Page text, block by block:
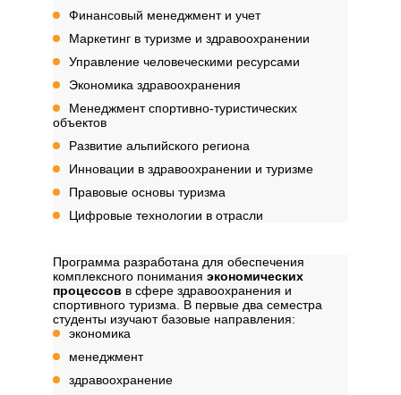
Финансовый менеджмент и учет
Маркетинг в туризме и здравоохранении
Управление человеческими ресурсами
Экономика здравоохранения
Менеджмент спортивно-туристических
объектов
Развитие альпийского региона
Инновации в здравоохранении и туризме
Правовые основы туризма
Цифровые технологии в отрасли
Программа разработана для обеспечения
комплексного понимания экономических
процессов в сфере здравоохранения и
спортивного туризма. В первые два семестра
студенты изучают базовые направления:
экономика
менеджмент
здравоохранение